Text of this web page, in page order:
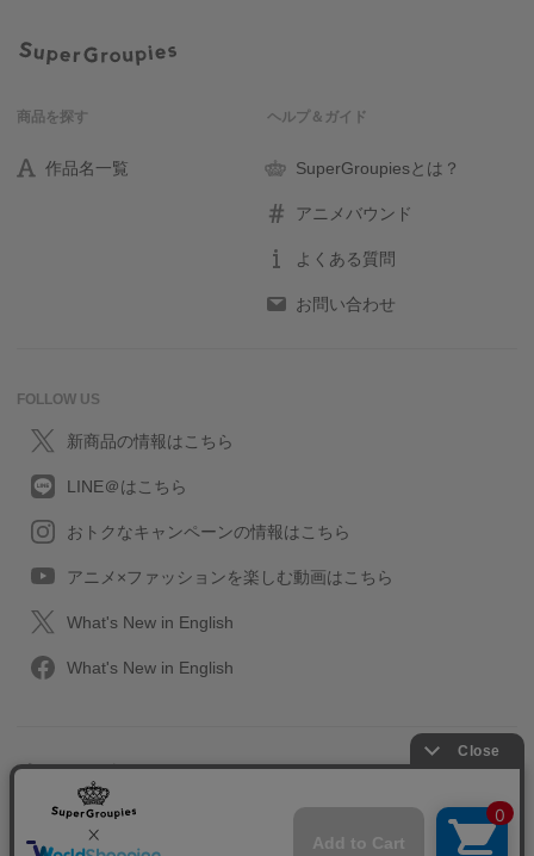
商品を探す
作品名一覧
ヘルプ＆ガイド
SuperGroupiesとは？
アニメバウンド
よくある質問
お問い合わせ
FOLLOW US
新商品の情報はこちら
LINE＠はこちら
おトクなキャンペーンの情報はこちら
アニメ×ファッションを楽しむ動画はこちら
What's New in English
What's New in English
プライバシーポリシー
特定取引に関する法律